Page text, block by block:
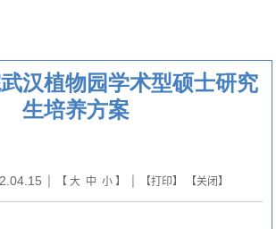
汉植物园学术型硕士研究
生培养方案
| 【 大 中 小】 | 【打印】 【关闭】